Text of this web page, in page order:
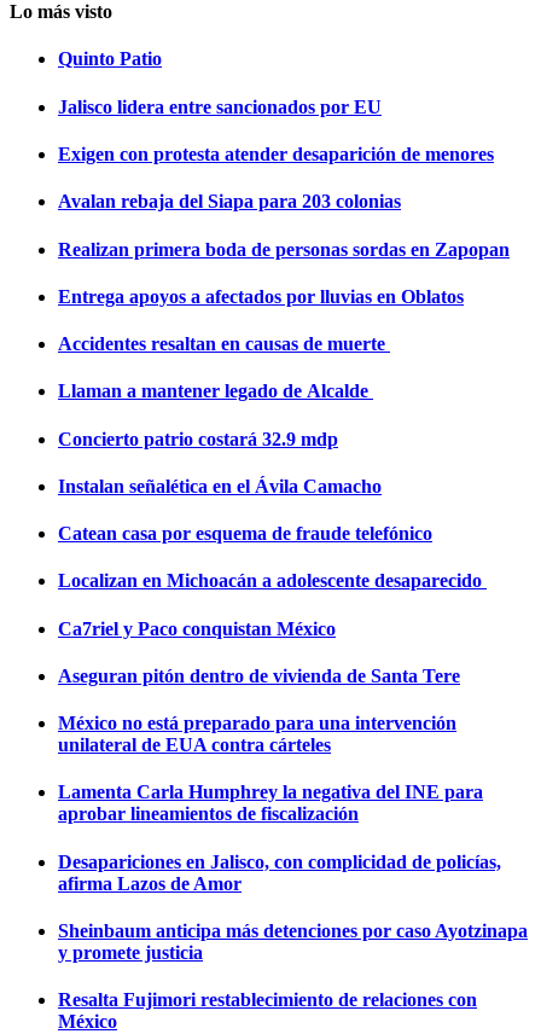
Lo más visto
Quinto Patio
Jalisco lidera entre sancionados por EU
Exigen con protesta atender desaparición de menores
Avalan rebaja del Siapa para 203 colonias
Realizan primera boda de personas sordas en Zapopan
Entrega apoyos a afectados por lluvias en Oblatos
Accidentes resaltan en causas de muerte
Llaman a mantener legado de Alcalde
Concierto patrio costará 32.9 mdp
Instalan señalética en el Ávila Camacho
Catean casa por esquema de fraude telefónico
Localizan en Michoacán a adolescente desaparecido
Ca7riel y Paco conquistan México
Aseguran pitón dentro de vivienda de Santa Tere
México no está preparado para una intervención
unilateral de EUA contra cárteles
Lamenta Carla Humphrey la negativa del INE para
aprobar lineamientos de fiscalización
Desapariciones en Jalisco, con complicidad de policías,
afirma Lazos de Amor
Sheinbaum anticipa más detenciones por caso Ayotzinapa
y promete justicia
Resalta Fujimori restablecimiento de relaciones con
México